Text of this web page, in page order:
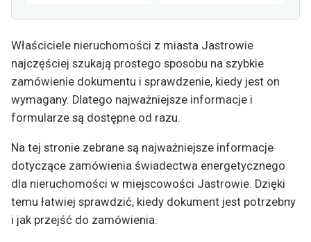
Właściciele nieruchomości z miasta Jastrowie
najczęściej szukają prostego sposobu na szybkie
zamówienie dokumentu i sprawdzenie, kiedy jest on
wymagany. Dlatego najważniejsze informacje i
formularze są dostępne od razu.
Na tej stronie zebrane są najważniejsze informacje
dotyczące zamówienia świadectwa energetycznego
dla nieruchomości w miejscowości Jastrowie. Dzięki
temu łatwiej sprawdzić, kiedy dokument jest potrzebny
i jak przejść do zamówienia.